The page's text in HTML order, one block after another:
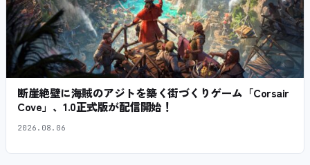
断崖絶壁に海賊のアジトを築く街づくりゲーム「Corsair
Cove」、1.0正式版が配信開始！
2026.08.06